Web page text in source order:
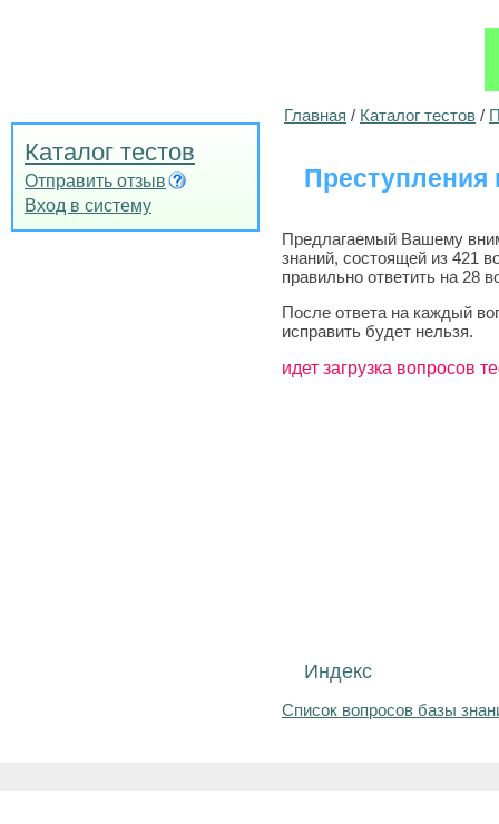
Каталог тестов
Отправить отзыв
Вход в систему
Главная / Каталог тестов /
Преступления
Предлагаемый Вашему
знаний, состоящей из 421
правильно ответить на 28
После ответа на каждый
исправить будет нельзя.
идет загрузка вопросов
Индекс
Список вопросов базы